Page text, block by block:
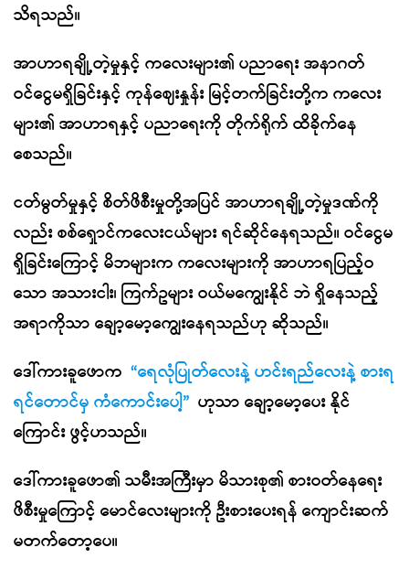
သိရသည်။
အာဟာရချို့တဲ့မှုနှင့် ကလေးများ၏ ပညာရေး အနာဂတ်
ဝင်ငွေမရှိခြင်းနှင့် ကုန်ဈေးနှုန်း မြင့်တက်ခြင်းတို့က ကလေး
များ၏ အာဟာရနှင့် ပညာရေးကို တိုက်ရိုက် ထိခိုက်နေ
စေသည်။
ငတ်မွတ်မှုနှင့် စိတ်ဖိစီးမှုတို့အပြင် အာဟာရချို့တဲ့မှုဒဏ်ကို
လည်း စစ်ရှောင်ကလေးငယ်များ ရင်ဆိုင်နေရသည်။ ဝင်ငွေမ
ရှိခြင်းကြောင့် မိဘများက ကလေးများကို အာဟာရပြည့်ဝ
သော အသားငါး၊ ကြက်ဥများ ဝယ်မကျွေးနိုင် ဘဲ ရှိနေသည့်
အရာကိုသာ ချော့မော့ကျွေးနေရသည်ဟု ဆိုသည်။
ဒေါ်ကားခူဖောက “ရေလုံပြုတ်လေးနဲ့ ဟင်းရည်လေးနဲ့ စားရ
ရင်တောင်မှ ကံကောင်းပေါ့” ဟုသာ ချော့မော့ပေး နိုင်
ကြောင်း ဖွင့်ဟသည်။
ဒေါ်ကားခူဖော၏ သမီးအကြီးမှာ မိသားစု၏ စားဝတ်နေရေး
ဖိစီးမှုကြောင့် မောင်လေးများကို ဦးစားပေးရန် ကျောင်းဆက်
မတက်တော့ပေ။